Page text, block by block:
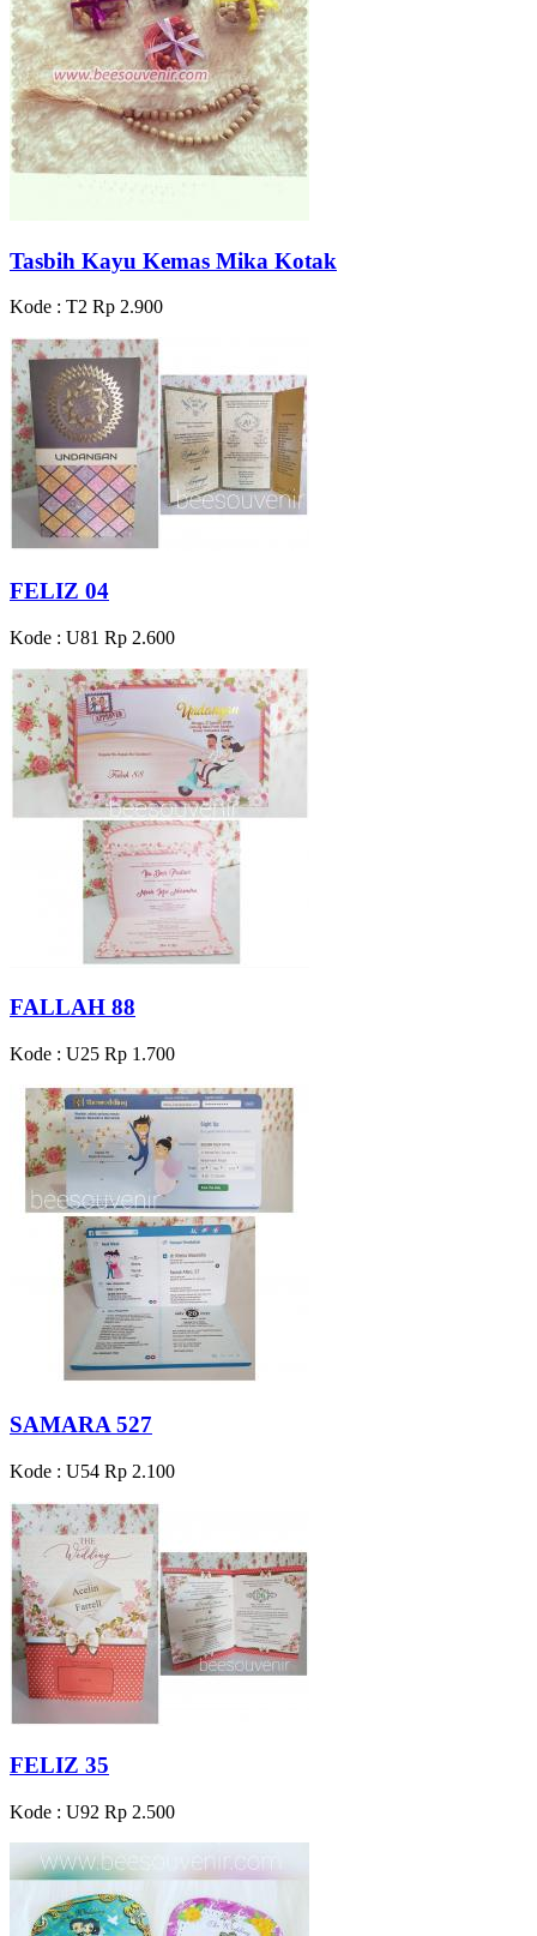
Tasbih Kayu Kemas Mika Kotak
Kode : T2 Rp 2.900
FELIZ 04
Kode : U81 Rp 2.600
FALLAH 88
Kode : U25 Rp 1.700
SAMARA 527
Kode : U54 Rp 2.100
FELIZ 35
Kode : U92 Rp 2.500